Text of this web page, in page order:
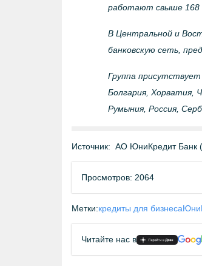
работают свыше 168
В Центральной и
банковскую сеть,
Группа
Болгария, Хорватия,
Румыния, Россия,
Источник: АО ЮниКредит Банк
Просмотров: 2064
Метки:кредиты для бизнеса
Читайте нас в